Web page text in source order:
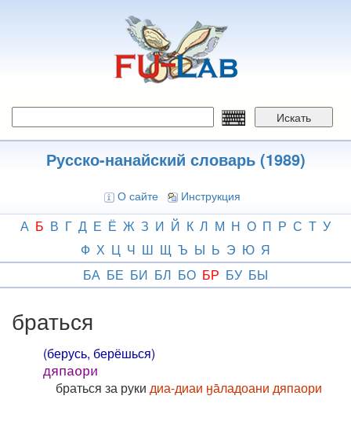
Искать
Русско-нанайский словарь (1989)
О сайте Инструкция
А Б В Г Д Е Ё Ж З И Й К Л М Н О П Р С Т У
Ф Х Ц Ч Ш Щ Ъ Ы Ь Э Ю Я
БА БЕ БИ БЛ БО БР БУ БЫ
браться
(берусь, берёшься)
дяпаори
браться за руки диа-диаи ӈа̄ладоани дяпаори